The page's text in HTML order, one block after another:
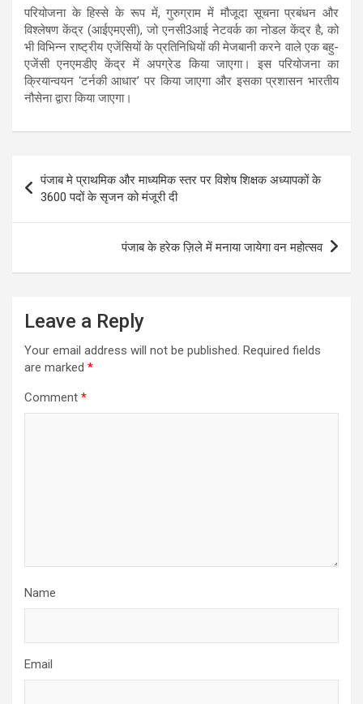
परियोजना के हिस्से के रूप में, गुरुग्राम में मौजूदा सूचना प्रबंधन और
विश्लेषण केंद्र (आईएमएसी), जो एनसी3आई नेटवर्क का नोडल केंद्र है, को
भी विभिन्न राष्ट्रीय एजेंसियों के प्रतिनिधियों की मेजबानी करने वाले एक बहु-
एजेंसी एनएमडीए केंद्र में अपग्रेड किया जाएगा। इस परियोजना का
क्रियान्वयन ‘टर्नकी आधार’ पर किया जाएगा और इसका प्रशासन भारतीय
नौसेना द्वारा किया जाएगा।
navigation
पंजाब मे प्राथमिक और माध्यमिक स्तर पर विशेष शिक्षक अध्यापकों के
3600 पदों के सृजन को मंजूरी दी
पंजाब के हरेक ज़िले में मनाया जायेगा वन महोत्सव
Leave a Reply
Your email address will not be published. Required fields
are marked *
Comment *
Name
Email